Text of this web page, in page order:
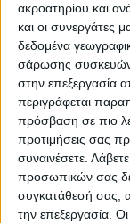
ακροατηρίου και
και οι συνεργάτες
δεδομένα
σάρωσης συσκευών.
στην επεξεργασία
περιγράφεται
πρόσβαση σε πιο
προτιμήσεις σας
συναινέσετε.
προσωπικών σας
συγκατάθεσή σας,
την επεξεργασία.
Τελευταίες
ΠΡΟΗΓΟΥΜΕΝΟ